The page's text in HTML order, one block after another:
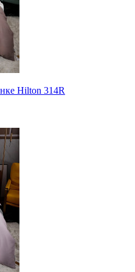
Hilton 314R